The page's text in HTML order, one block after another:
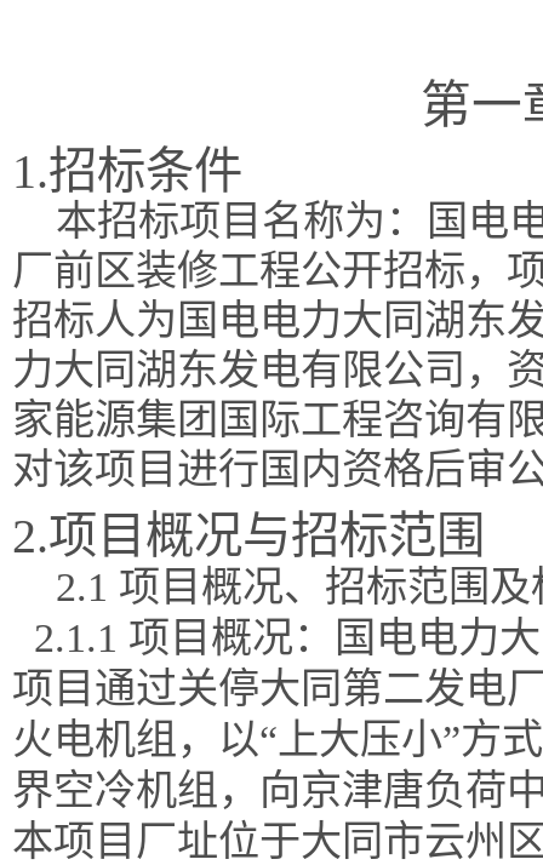
第一
1.招标条件
本招标项目名称为：国电
厂前区装修工程公开招标，
招标人为国电电力大同湖东
力大同湖东发电有限公司，
家能源集团国际工程咨询有
对该项目进行国内资格后审
2.项目概况与招标范围
2.1 项目概况、招标范围
2.1.1 项目概况：国电电力
项目通过关停大同第二发电
火电机组，以“上大压小”方
界空冷机组，向京津唐负荷
本项目厂址位于大同市云州